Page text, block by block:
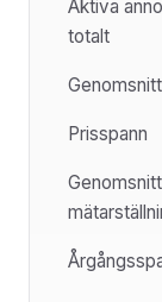
Aktiva
totalt
Prisspann